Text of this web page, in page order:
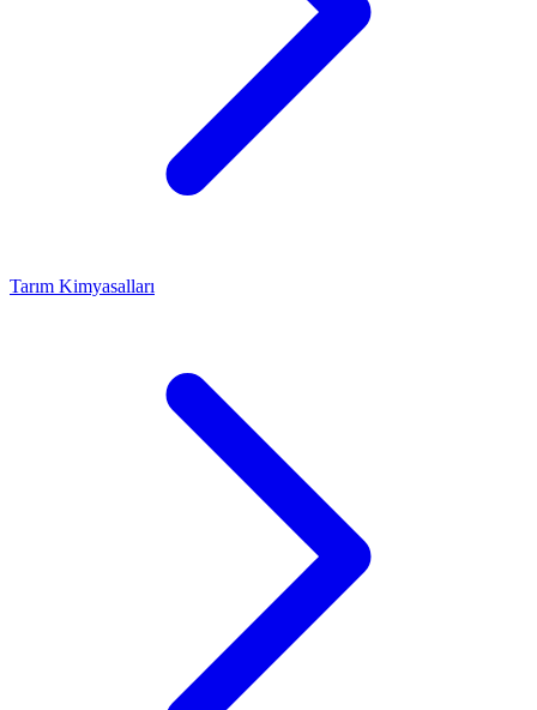
Tarım Kimyasalları